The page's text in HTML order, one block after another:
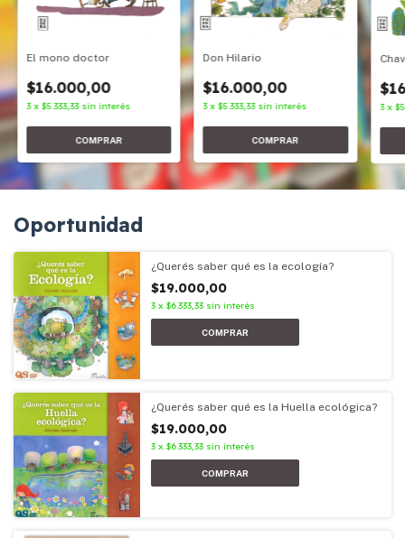
El mono doctor
$16.000,00
3 x $5.333,33 sin interés
Don Hilario
$16.000,00
3 x$5.333,33 sin interés 3 x
Oportunidad
¿Querés saber qué es la ecología?
$19.000,00
3 x $6.333,33 sin interés
¿Querés saber qué es la Huella ecológica?
$19.000,00
3 x $6.333,33 sin interés